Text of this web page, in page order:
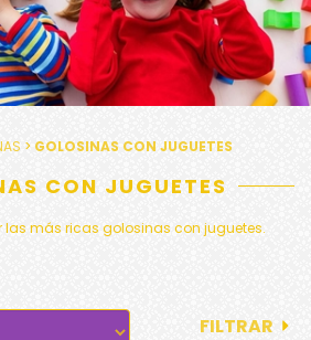
> GOLOSINAS CON JUGUETES
CON JUGUETES
las más ricas golosinas con juguetes.
FILTRAR